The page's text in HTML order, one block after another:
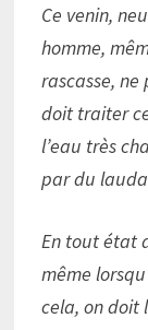
Ce venin,
homme,
rascasse,
doit traiter
l’eau très
par du
En tout état
même
cela, on doit